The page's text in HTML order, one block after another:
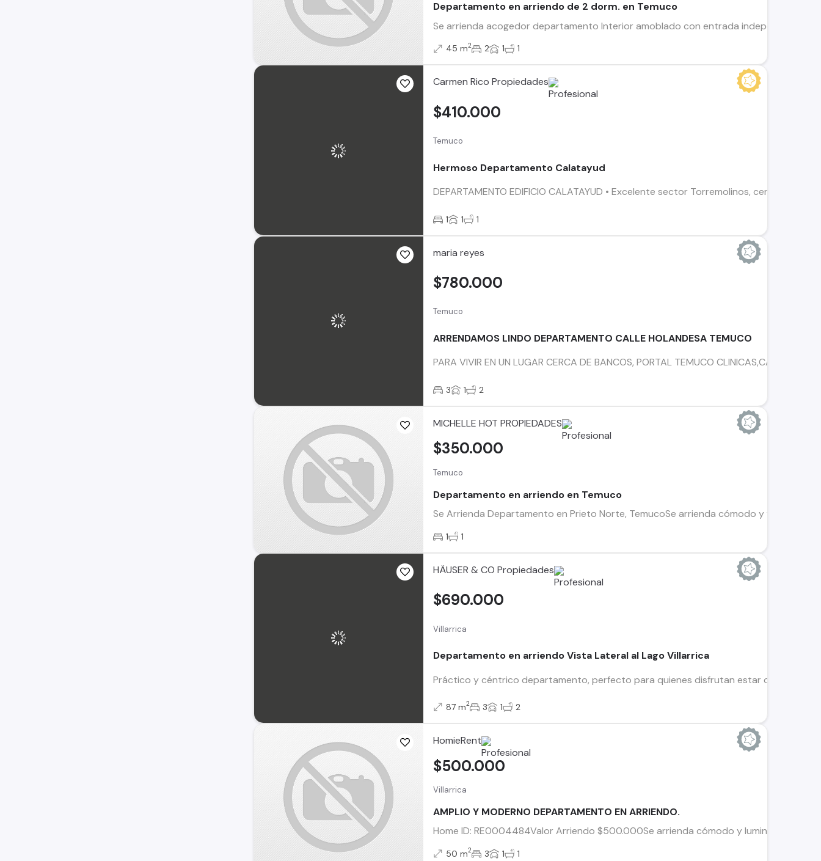
Departamento en arriendo de 2 dorm. en Temuco
Se arrienda acogedor departamento Interior amoblado con entrada independiente
45 m2 2 1 1
Carmen Rico Propiedades
Temuco
Hermoso Departamento Calatayud
DEPARTAMENTO EDIFICIO CALATAYUD • Excelente sector Torremolinos, cerca de
$410.000
1 1 1
maria reyes
Temuco
ARRENDAMOS LINDO DEPARTAMENTO CALLE HOLANDESA TEMUCO
PARA VIVIR EN UN LUGAR CERCA DE BANCOS, PORTAL TEMUCO
$780.000
3 1 2
MICHELLE HOT PROPIEDADES
Temuco
Departamento en arriendo en Temuco
Se Arrienda Departamento en Prieto Norte, TemucoSe arrienda cómodo y funcional
$350.000
1 1
HÄUSER & CO Propiedades
Villarrica
Departamento en arriendo Vista Lateral al Lago Villarrica
Práctico y céntrico departamento, perfecto para quienes disfrutan estar cerca de
$690.000
87 m2 3 1 2
HomieRent
Villarrica
AMPLIO Y MODERNO DEPARTAMENTO EN ARRIENDO.
Home ID: RE0004484Valor Arriendo $500.000Se arrienda cómodo y luminoso
$500.000
50 m2 3 1 1